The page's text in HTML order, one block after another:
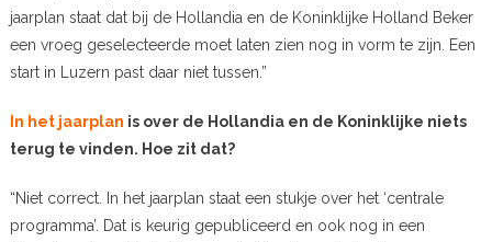
jaarplan staat dat bij de Hollandia en de Koninklijke Holland Beker
een vroeg geselecteerde moet laten zien nog in vorm te zijn. Een
start in Luzern past daar niet tussen.”
In het jaarplan is over de Hollandia en de Koninklijke niets
terug te vinden. Hoe zit dat?
“Niet correct. In het jaarplan staat een stukje over het ‘centrale
programma’. Dat is keurig gepubliceerd en ook nog in een